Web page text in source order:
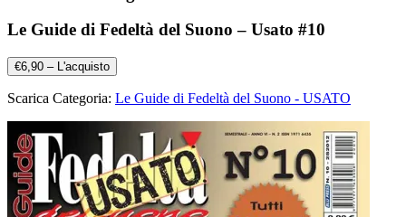
Le Guide di Fedeltà del Suono – Usato #10
€6,90 – L'acquisto
Scarica Categoria: Le Guide di Fedeltà del Suono - USATO